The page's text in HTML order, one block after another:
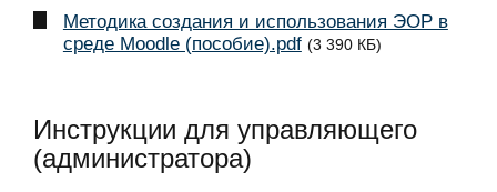
Методика создания и использования ЭОР в
среде Moodle (пособие).pdf (3 390 КБ)
Инструкции для управляющего
(администратора)